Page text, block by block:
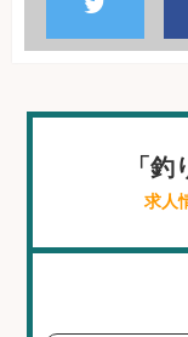
「
求人